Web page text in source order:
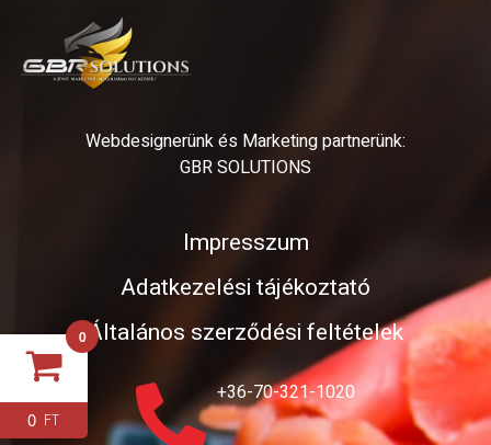
Webdesignerünk és Marketing partnerünk:
GBR SOLUTIONS
Impresszum
Adatkezelési tájékoztató
Általános szerződési feltételek
+36-70-321-1020
0
0 FT